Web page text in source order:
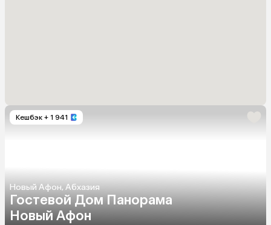
Кешбэк + 1 941
Новый Афон, Абхазия
Гостевой Дом Панорама
Новый Афон